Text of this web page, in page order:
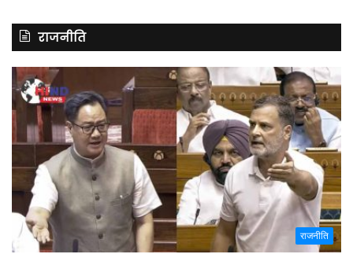
राजनीति
राजनीति